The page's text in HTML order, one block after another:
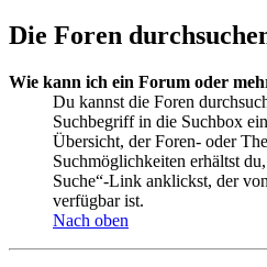
Die Foren
Wie kann ich ein Forum oder
Du kannst die Foren
Suchbegriff in die Suchbox
Übersicht, der Foren- oder
Suchmöglichkeiten erhältst
Suche“-Link anklickst, der
verfügbar ist.
Nach oben